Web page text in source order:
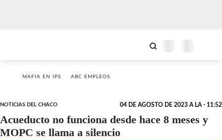
MAFIA EN IPS ABC EMPLEOS
NOTICIAS DEL CHACO 04 DE AGOSTO DE 2023 A LA - 11:52
Acueducto no funciona desde hace 8 meses y
MOPC se llama a silencio